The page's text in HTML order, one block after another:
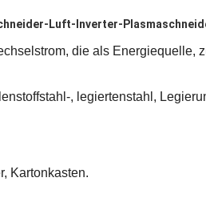
Luft-Inverter-
die als Energiequelle,
, legiertenstahl,
Kartonkasten.